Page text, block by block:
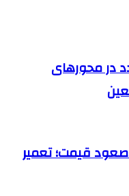
هزار تردد در محورهای
صعود قیمت؛ تعمیر